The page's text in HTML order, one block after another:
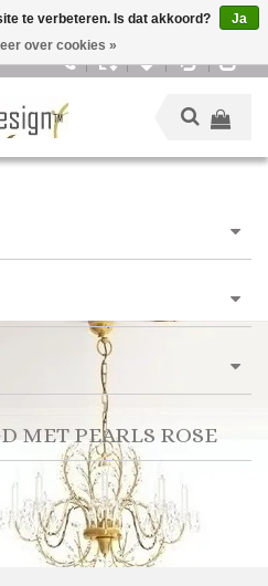
MET PEARLS ROSE
te verbeteren. Is dat akkoord?
Ja
over cookies »